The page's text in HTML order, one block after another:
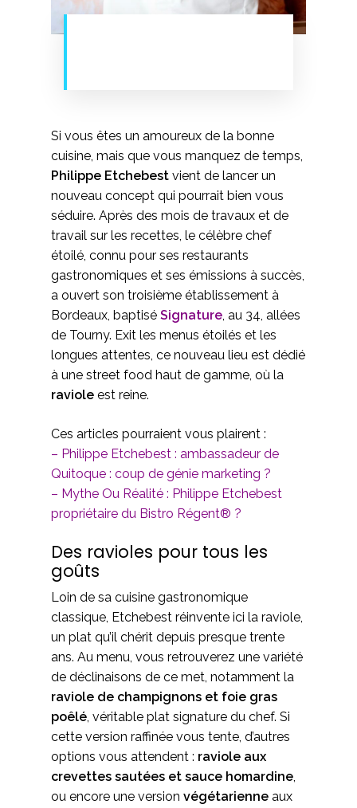
Si vous êtes un amoureux de la bonne
cuisine, mais que vous manquez de temps,
Philippe Etchebest vient de lancer un
nouveau concept qui pourrait bien vous
séduire. Après des mois de travaux et de
travail sur les recettes, le célèbre chef
étoilé, connu pour ses restaurants
gastronomiques et ses émissions à succès,
a ouvert son troisième établissement à
Bordeaux, baptisé Signature, au 34, allées
de Tourny. Exit les menus étoilés et les
longues attentes, ce nouveau lieu est dédié
à une street food haut de gamme, où la
raviole est reine.
Ces articles pourraient vous plairent :
– Philippe Etchebest : ambassadeur de
Quitoque : coup de génie marketing ?
– Mythe Ou Réalité : Philippe Etchebest
propriétaire du Bistro Régent® ?
Des ravioles pour tous les
goûts
Loin de sa cuisine gastronomique
classique, Etchebest réinvente ici la raviole,
un plat qu’il chérit depuis presque trente
ans. Au menu, vous retrouverez une variété
de déclinaisons de ce met, notamment la
raviole de champignons et foie gras
poêlé, véritable plat signature du chef. Si
cette version raffinée vous tente, d’autres
options vous attendent : raviole aux
crevettes sautées et sauce homardine,
ou encore une version végétarienne aux